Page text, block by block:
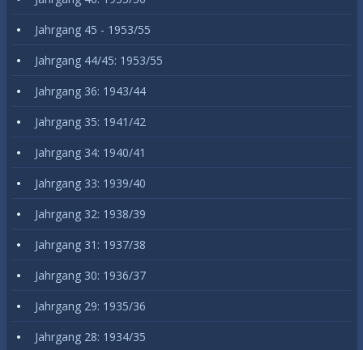
Jahrgang 45 - 1953/55
Jahrgang 44/45: 1953/55
Jahrgang 36: 1943/44
Jahrgang 35: 1941/42
Jahrgang 34: 1940/41
Jahrgang 33: 1939/40
Jahrgang 32: 1938/39
Jahrgang 31: 1937/38
Jahrgang 30: 1936/37
Jahrgang 29: 1935/36
Jahrgang 28: 1934/35